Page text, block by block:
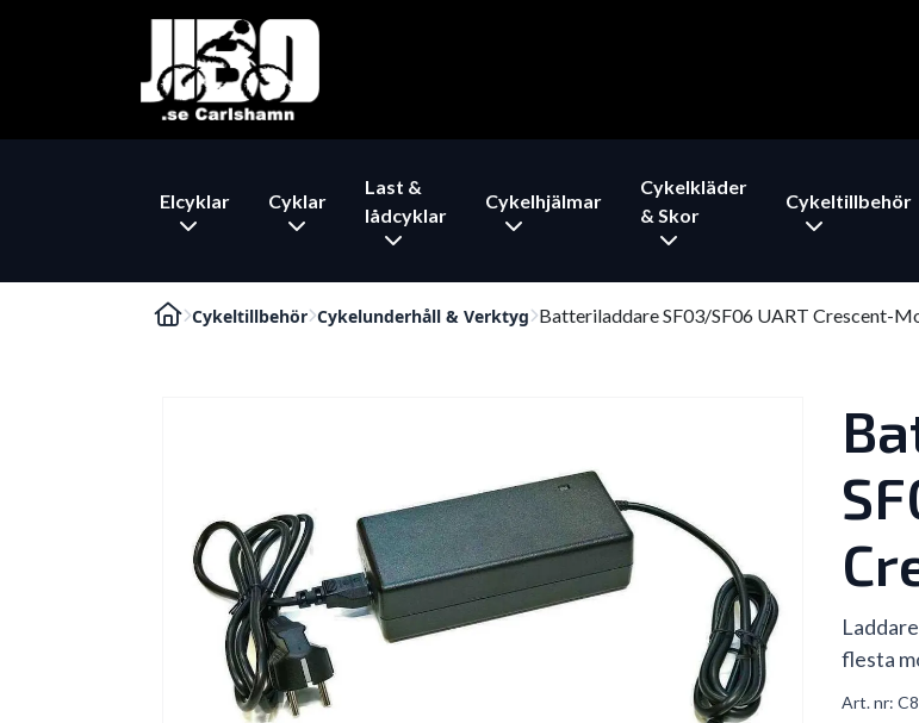
Elcyklar Cyklar
Last &
lådcyklar
Cykelhjälmar
Cykelkläder
& Skor
Cykeltillbehör
Cykeltillbehör Cykelunderhåll & Verktyg Batteriladdare SF03/SF06 UART Crescent-
flesta
Art. nr: